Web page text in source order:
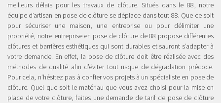
meilleurs délais pour les travaux de clôture. Situés dans le 88, notre
équipe d’artisan en pose de clôture se déplace dans tout 88. Que ce soit
pour sécuriser une maison, une entreprise ou pour délimiter une
propriété, notre entreprise en pose de clôture de 88 propose différentes
clôtures et barrières esthétiques qui sont durables et sauront s’adapter à
votre demande. En effet, la pose de clôture doit être réalisée avec des
méthodes de qualité afin d’éviter tout risque de dégradation précoce.
Pour cela, n’hésitez pas à confier vos projets à un spécialiste en pose de
clôture. Quel que soit le matériau que vous avez choisi pour la mise en
place de votre clôture, faites une demande de tarif de pose de clôture